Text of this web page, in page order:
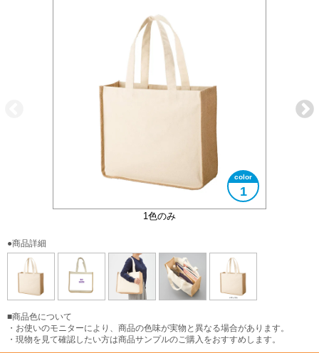
1色のみ
1
大きさイメージ
使用イメージ
使用イメージ
●商品詳細
■商品色について
・お使いのモニターにより、商品の色味が実物と異なる場合があります。
・現物を見て確認したい方は商品サンプルのご購入をおすすめします。